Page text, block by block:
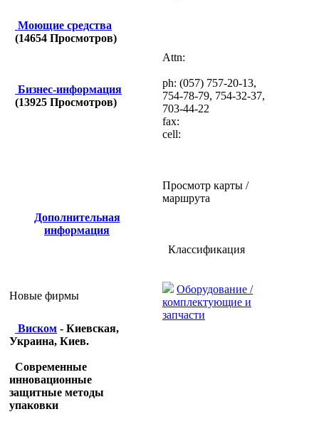
Моющие средства
(14654 Просмотров)
Бизнес-информация
(13925 Просмотров)
Дополнительная
информация
Новые фирмы
Виском - Киевская,
Украина, Киев.
Современные
инновационные
защитные методы
упаковки
Attn:
ph: (057) 757-20-13,
754-78-79, 754-32-37,
703-44-22
fax:
cell:
Просмотр карты /
маршрута
Классификация
Оборудование /
комплектующие и
запчасти